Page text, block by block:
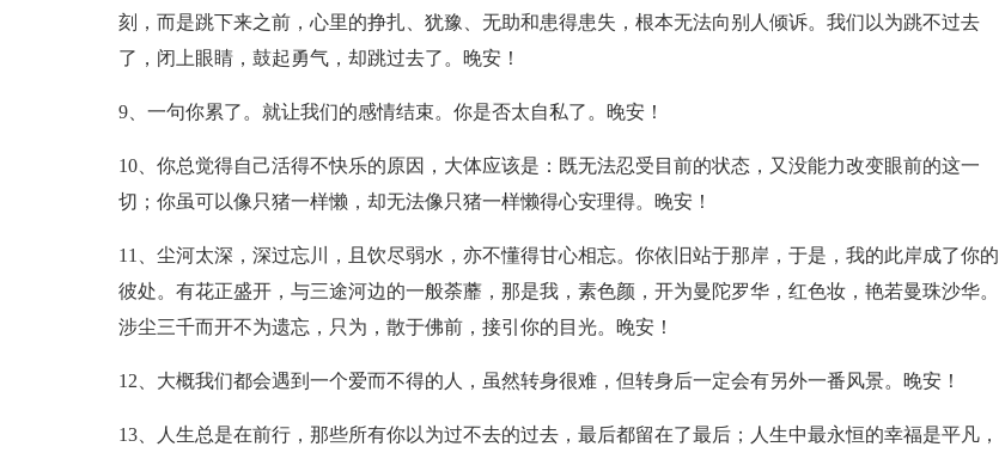
刻，而是跳下来之前，心里的挣扎、犹豫、无助和患得患失，根本无法向别人倾诉。我们以为跳不过去
了，闭上眼睛，鼓起勇气，却跳过去了。晚安！
9、一句你累了。就让我们的感情结束。你是否太自私了。晚安！
10、你总觉得自己活得不快乐的原因，大体应该是：既无法忍受目前的状态，又没能力改变眼前的这一
切；你虽可以像只猪一样懒，却无法像只猪一样懒得心安理得。晚安！
11、尘河太深，深过忘川，且饮尽弱水，亦不懂得甘心相忘。你依旧站于那岸，于是，我的此岸成了你的
彼处。有花正盛开，与三途河边的一般荼蘼，那是我，素色颜，开为曼陀罗华，红色妆，艳若曼珠沙华。
涉尘三千而开不为遗忘，只为，散于佛前，接引你的目光。晚安！
12、大概我们都会遇到一个爱而不得的人，虽然转身很难，但转身后一定会有另外一番风景。晚安！
13、人生总是在前行，那些所有你以为过不去的过去，最后都留在了最后；人生中最永恒的幸福是平凡，